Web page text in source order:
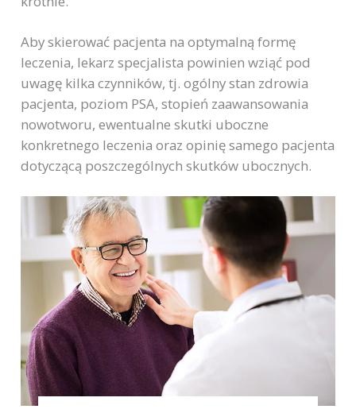
Aby skierować pacjenta na optymalną formę
leczenia, lekarz specjalista powinien wziąć pod
uwagę kilka czynników, tj. ogólny stan zdrowia
pacjenta, poziom PSA, stopień zaawansowania
nowotworu, ewentualne skutki uboczne
konkretnego leczenia oraz opinię samego pacjenta
dotyczącą poszczególnych skutków ubocznych.